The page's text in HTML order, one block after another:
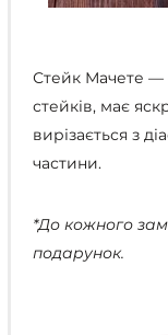
Стейк Мачете —
стейків, має
вирізається з
частини.
*До кожного
подарунок.